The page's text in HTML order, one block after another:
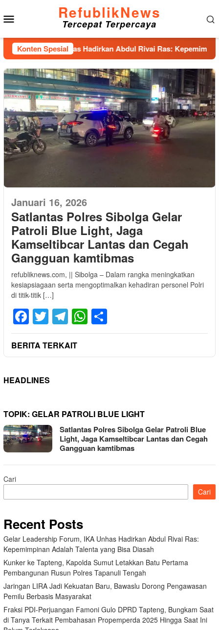
ke
konten
RefublikNews
Tercepat Terpercaya
Konten Spesial
IKA Unhas Hadirkan Abdul Rivai Ras: Kepemimpinan
Januari 16, 2026
Satlantas Polres Sibolga Gelar
Patroli Blue Light, Jaga
Kamseltibcar Lantas dan Cegah
Gangguan kamtibmas
refubliknews.com, || Sibolga – Dalam rangka meningkatkan
kesiapsiagaan serta mengoptimalkan kehadiran personel Polri
di titik-titik […]
Facebook
Twitter
Telegram
WhatsApp
BERITA TERKAIT
HEADLINES
TOPIK: GELAR PATROLI BLUE LIGHT
Satlantas Polres Sibolga Gelar Patroli Blue
Light, Jaga Kamseltibcar Lantas dan Cegah
Gangguan kamtibmas
Cari
Cari
Recent Posts
Gelar Leadership Forum, IKA Unhas Hadirkan Abdul Rivai Ras:
Kepemimpinan Adalah Talenta yang Bisa Diasah
Kunker ke Tapteng, Kapolda Sumut Letakkan Batu Pertama
Pembangunan Rusun Polres Tapanuli Tengah
Jaringan LIRA Jadi Kekuatan Baru, Bawaslu Dorong Pengawasan
Pemilu Berbasis Masyarakat
Fraksi PDI-Perjuangan Famoni Gulo DPRD Tapteng, Bungkam Saat
di Tanya Terkait Pembahasan Propemperda 2025 Hingga Saat Ini